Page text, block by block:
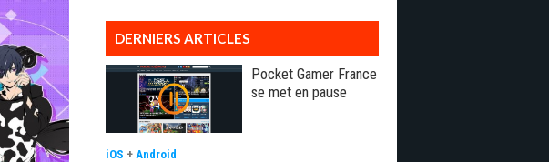
DERNIERS ARTICLES
Pocket Gamer France
se met en pause
iOS + Android